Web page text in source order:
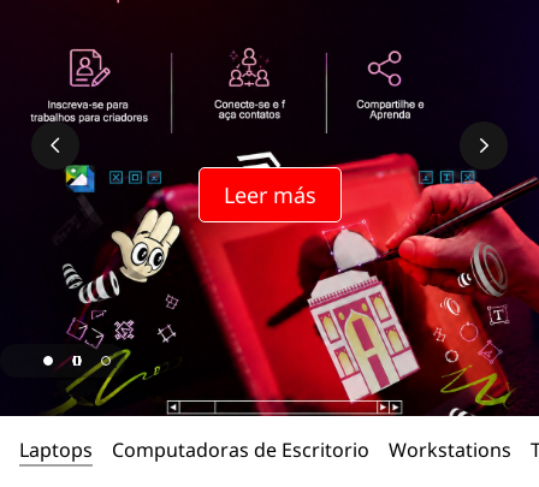
Leer más
Laptops Computadoras de Escritorio Workstations